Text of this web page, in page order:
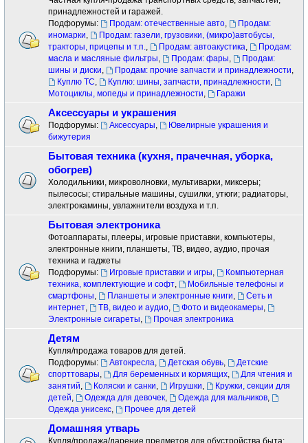
принадлежностей и гаражей.
Подфорумы:
Продам: отечественные авто,
Продам:
иномарки,
Продам: газели, грузовики, (микро)автобусы,
тракторы, прицепы и т.п., Продам: автоакустика,
Продам:
масла и масляные фильтры, Продам: фары,
Продам:
шины и диски, Продам: прочие запчасти и принадлежности,
Куплю ТС, Куплю: шины, запчасти, принадлежности,
Мотоциклы, мопеды и принадлежности, Гаражи
Аксессуары и украшения
Подфорумы: Аксессуары,
Ювелирные украшения и
бижутерия
Бытовая техника (кухня, прачечная, уборка,
обогрев)
Холодильники, микроволновки, мультиварки, миксеры;
пылесосы; стиральные машины, сушилки, утюги; радиаторы,
электрокамины, увлажнители воздуха и т.п.
Бытовая электроника
Фотоаппараты, плееры, игровые приставки, компьютеры,
электронные книги, планшеты, ТВ, видео, аудио, прочая
техника и гаджеты
Подфорумы:
Игровые приставки и игры,
Компьютерная
техника, комплектующие и софт,
Мобильные телефоны и
смартфоны, Планшеты и электронные книги,
Сеть и
интернет, ТВ, видео и аудио, Фото и видеокамеры,
Электронные сигареты, Прочая электроника
Детям
Купля/продажа товаров для детей.
Подфорумы:
Автокресла, Детская обувь,
Детские
спорттовары, Для беременных и кормящих,
Для чтения и
занятий, Коляски и санки, Игрушки,
Кружки, секции для
детей, Одежда для девочек, Одежда для мальчиков,
Одежда унисекс, Прочее для детей
Домашняя утварь
Купля/продажа/дарение предметов для обустройства быта: